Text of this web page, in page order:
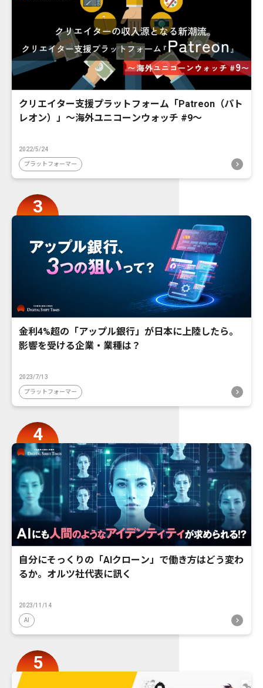
クリエイター支援プラットフォーム「Patreon（パト
レオン）」〜海外ユニコーンウォッチ #9〜
2022/5/24
プラットフォーマー
金利4%超の「アップル銀行」が日本に上陸したら。
影響を受ける企業・業種は？
2023/7/13
プラットフォーマー
自分にそっくりの「AIクローン」で働き方はどう変わ
るか。オルツ社代表に訊く
2023/11/14
AI